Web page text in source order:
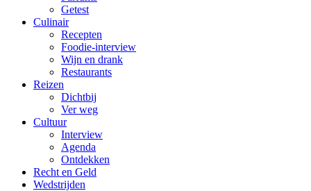
Getest
Culinair
Recepten
Foodie-interview
Wijn en drank
Restaurants
Reizen
Dichtbij
Ver weg
Cultuur
Interview
Agenda
Ontdekken
Recht en Geld
Wedstrijden